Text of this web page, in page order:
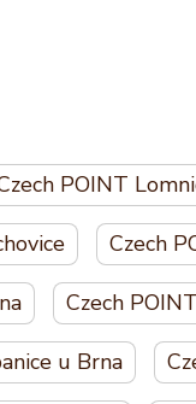
POINT
Czech
Czech
u Brna